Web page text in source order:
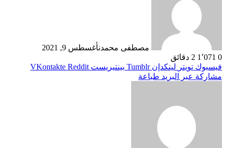
مصطفى محمدنأغسطس 9, 2021
0
2 دقائق
فيسبوك تويتر لينكدإن بينتيريست
مشاركة عبر البريد طباعة